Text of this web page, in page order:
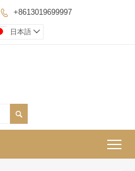
 +8613019699997
日本語 
